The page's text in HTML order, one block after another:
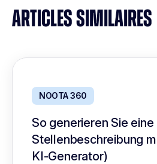
ARTICLES SIMILAIRES
NOOTA 360
So generieren Sie eine
Stellenbeschreibung
KI-Generator)